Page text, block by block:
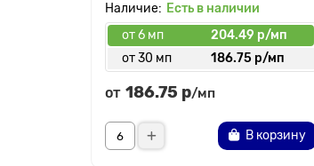
Есть в наличии
от 6 мп
204.49 р/мп
от 30 мп
186.75 р/мп
от 186.75 р/мп
В корзину